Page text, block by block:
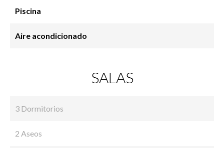
Piscina
Aire acondicionado
SALAS
3 Dormitorios
2 Aseos